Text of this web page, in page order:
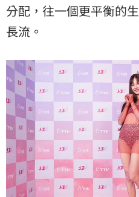
分配，往一個更平衡的
長流。